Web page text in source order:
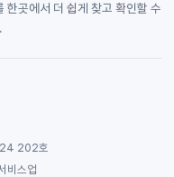
한곳에서 더 쉽게 찾고 확인할 수
24 202호
비스업